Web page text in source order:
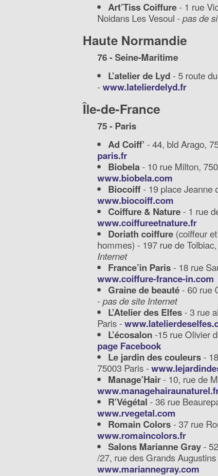
Art’Tiss Coiffure- 1 rue
Noidans Les Vesoul -pas de
Haute Normandie
76 - Seine-Maritime
L’atelier de Lyd- 5 route
-www.latelierdelyd.fr
Île-de-France
75 - Paris
Ad Coiff’ - 44, bld Arago,
paris.fr
Biobela- 10 rue Milton,
www.biobela.com
Biocoiff- 19 place Jeanne
www.biocoiff.com
Coiffure & Nature- 1 rue
www.coiffureetnature.fr
Doriath coiffure (coiffeur
hommes) - 197 rue de
Internet
France’in Paris- 18 rue
www.coiffure-france-in.com
Graine de beauté- 60 rue
-pas de site Internet
L’Atelier des Elfes- 3 rue
Paris -
L’écosalon-15 rue Olivier
page Facebook
Le jardin des couleurs-
75003 Paris -
Manage’Hair- 10, rue de
R’Végétal - 36 rue
www.rvegetal.com
Romain Colors- 37 rue
www.romaincolors.fr
Salons Marianne Gray-
/27, rue des Grands
www.mariannegray.com